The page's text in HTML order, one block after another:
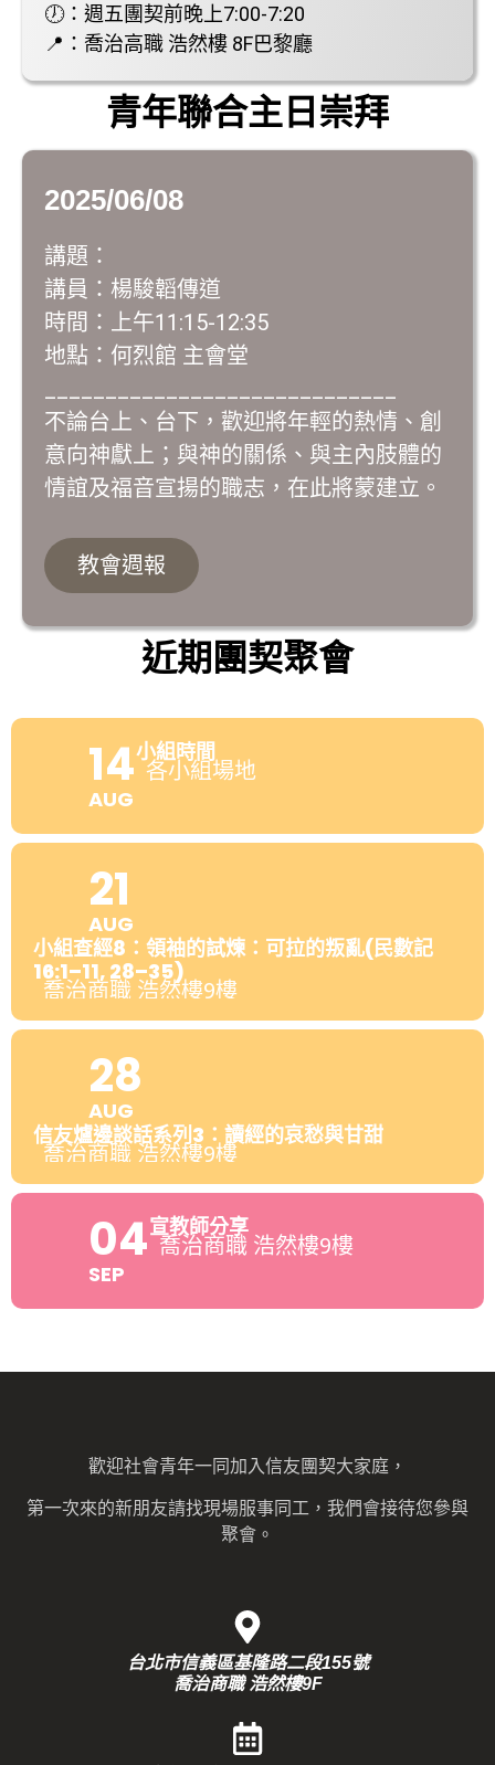
🕖：週五團契前晚上7:00-7:20
📍：喬治高職 浩然樓 8F巴黎廳
青年聯合主日崇拜
2025/06/08
講題：
講員：楊駿韜傳道
時間：上午11:15-12:35
地點：何烈館 主會堂
不論台上、台下，歡迎將年輕的熱情、創
意向神獻上；與神的關係、與主內肢體的
情誼及福音宣揚的職志，在此將蒙建立。
教會週報
近期團契聚會
14
AUG
小組時間
各小組場地
21
AUG
小組查經8：領袖的試煉：可拉的叛亂(民數記
16:1–11, 28–35)
喬治商職 浩然樓9樓
28
AUG
信友爐邊談話系列3：讀經的哀愁與甘甜
喬治商職 浩然樓9樓
04
SEP
宣教師分享
喬治商職 浩然樓9樓
歡迎社會青年一同加入信友團契大家庭，
第一次來的新朋友請找現場服事同工，我們會接待您參與
聚會。
台北市信義區基隆路二段155號
喬治商職 浩然樓9F